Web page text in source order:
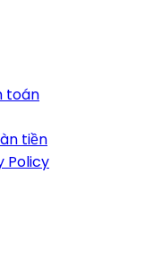
toán
tiền
Policy